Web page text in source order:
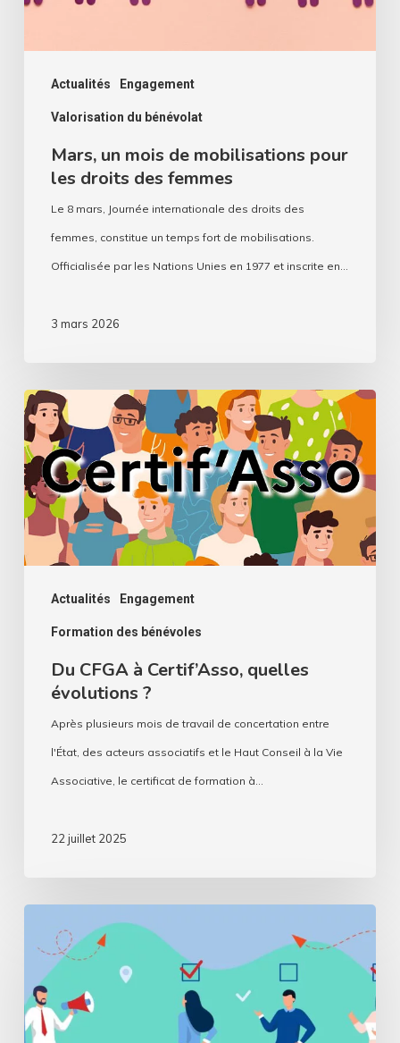
Actualités Engagement
Valorisation du bénévolat
des
femmes
Mars, un mois de mobilisations pour
les droits des femmes
Le 8 mars, Journée internationale des droits des
femmes, constitue un temps fort de mobilisations.
Officialisée par les Nations Unies en 1977 et inscrite en…
3 mars 2026
Actualités Engagement
Formation des bénévoles
Du
CFGA
à
Certif’Asso,
quelles
évolutions
Du CFGA à Certif’Asso, quelles
évolutions ?
Après plusieurs mois de travail de concertation entre
l'État, des acteurs associatifs et le Haut Conseil à la Vie
Associative, le certificat de formation à…
22 juillet 2025
nationale
la
situation